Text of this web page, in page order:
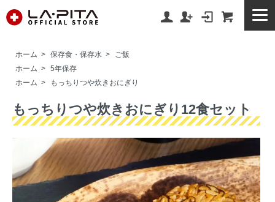
ホーム > 保存食・保存水 >
ご飯
ホーム > 5年保存
ホーム > もっちりつや炊きおにぎり
もっちりつや炊きおにぎり12食セット